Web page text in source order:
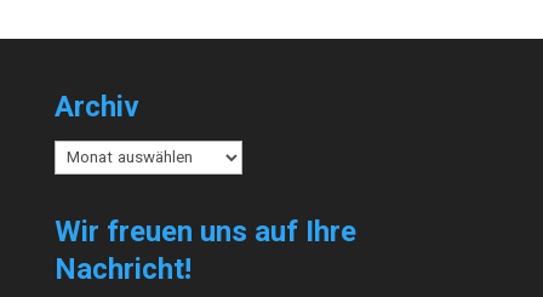
Archiv
Archiv
Wir freuen uns auf Ihre
Nachricht!